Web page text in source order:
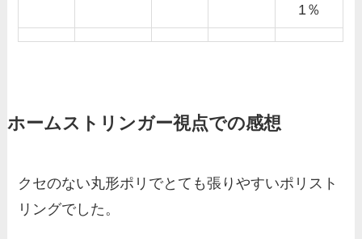
1％
ホームストリンガー視点での感想
クセのない丸形ポリでとても張りやすいポリスト
リングでした。